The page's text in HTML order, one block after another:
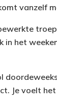
vanzelf
in het
Je voelt